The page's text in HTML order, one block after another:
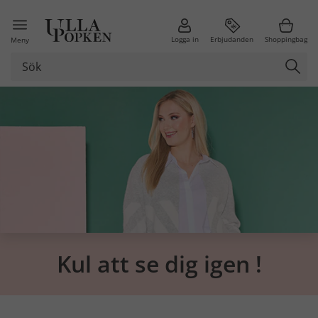
Meny Logga in Erbjudanden Shoppingbag
Kul att se dig igen !